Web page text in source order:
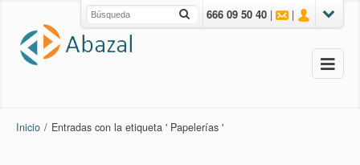
666 09 50 40 | |
Inicio / Entradas con la etiqueta ' Papelerías '